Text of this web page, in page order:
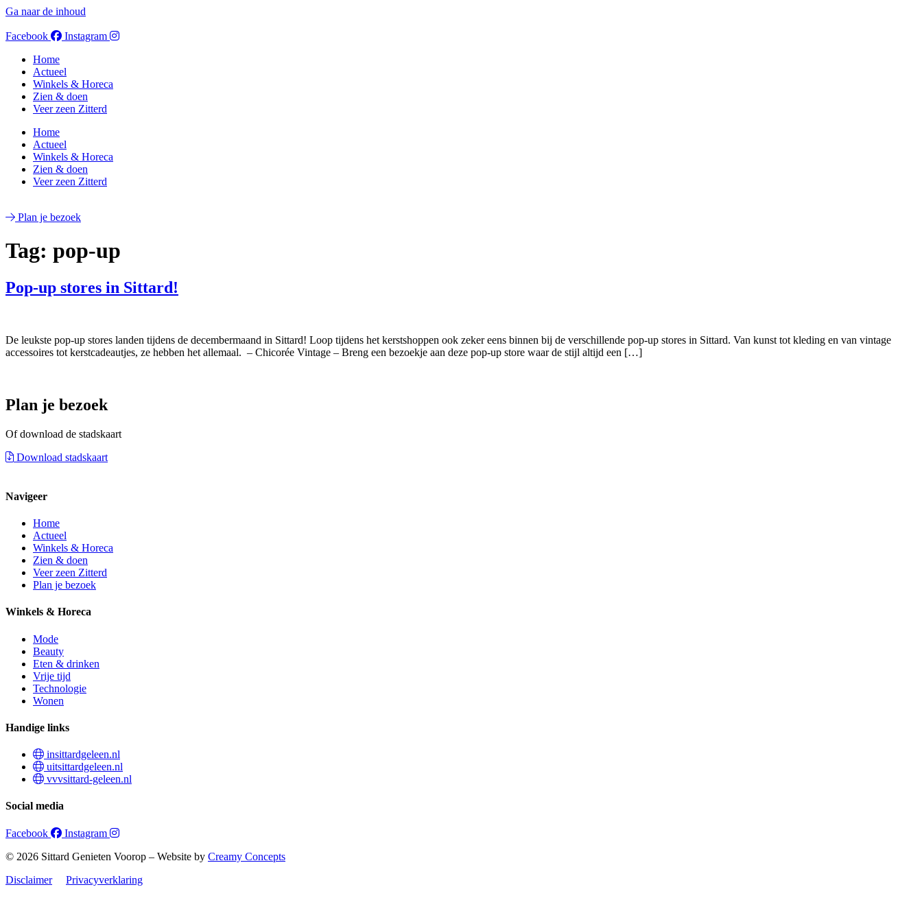
Ga naar de inhoud
Facebook
Instagram
Home
Actueel
Winkels & Horeca
Zien & doen
Veer zeen Zitterd
Home
Actueel
Winkels & Horeca
Zien & doen
Veer zeen Zitterd
Plan je bezoek
Tag: pop-up
Pop-up stores in Sittard!
De leukste pop-up stores landen tijdens de decembermaand in Sittard! Loop tijdens het kerstshoppen ook zeker eens binnen bij de verschillende pop-up stores in Sittard. Van kunst tot kleding en van vintage
accessoires tot kerstcadeautjes, ze hebben het allemaal. – Chicorée Vintage – Breng een bezoekje aan deze pop-up store waar de stijl altijd een […]
Plan je bezoek
Of download de stadskaart
Download stadskaart
Navigeer
Home
Actueel
Winkels & Horeca
Zien & doen
Veer zeen Zitterd
Plan je bezoek
Winkels & Horeca
Mode
Beauty
Eten & drinken
Vrije tijd
Technologie
Wonen
Handige links
insittardgeleen.nl
uitsittardgeleen.nl
vvvsittard-geleen.nl
Social media
Facebook
Instagram
© 2026 Sittard Genieten Voorop – Website by Creamy Concepts
Disclaimer
Privacyverklaring